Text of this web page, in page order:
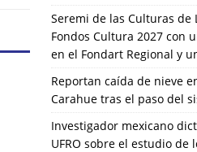
Seremi de las Culturas de
Fondos Cultura 2027 con
en el Fondart Regional y
Reportan caída de nieve
Carahue tras el paso del
Investigador mexicano
UFRO sobre el estudio de